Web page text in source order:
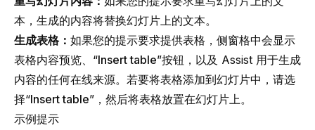
本，生成的内容将替换幻灯片上的文本。
生成表格： 如果您的提示要求提供表格，侧窗格中会显示
表格内容预览、“Insert table”按钮，以及 Assist 用于生成
内容的任何在线来源。若要将表格添加到幻灯片中，请选
择“Insert table”，然后将表格放置在幻灯片上。
示例提示